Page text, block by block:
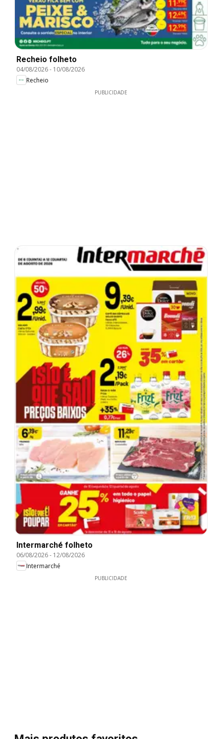
Recheio folheto
04/08/2026- 10/08/2026
Recheio
PUBLICIDADE
Intermarché folheto
06/08/2026- 12/08/2026
Intermarché
PUBLICIDADE